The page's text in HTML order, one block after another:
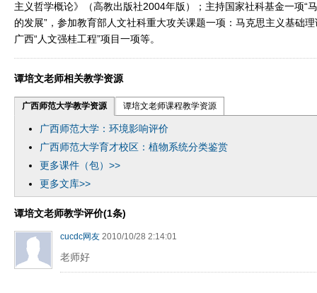
主义哲学概论》（高教出版社2004年版）；主持国家社科基金一项“
的发展”，参加教育部人文社科重大攻关课题一项：马克思主义基础
广西“人文强桂工程”项目一项等。
谭培文老师相关教学资源
广西师范大学教学资源 谭培文老师课程教学资源
广西师范大学：环境影响评价
广西师范大学育才校区：植物系统分类鉴赏
更多课件（包）>>
更多文库>>
谭培文老师教学评价(1条)
cucdc网友 2010/10/28 2:14:01
老师好